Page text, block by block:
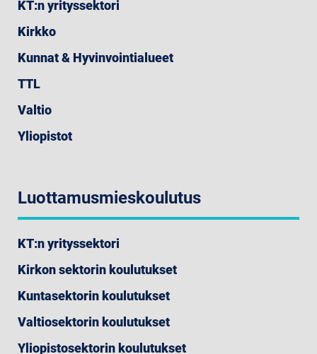
KT:n yrityssektori
Kirkko
Kunnat & Hyvinvointialueet
TTL
Valtio
Yliopistot
Luottamusmieskoulutus
KT:n yrityssektori
Kirkon sektorin koulutukset
Kuntasektorin koulutukset
Valtiosektorin koulutukset
Yliopistosektorin koulutukset